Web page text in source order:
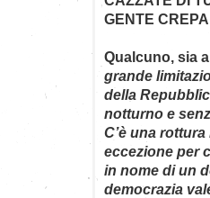
GENTE CREPA
Qualcuno, sia
grande
della
notturno e
C’è una
eccezione per
in nome di un
democrazia